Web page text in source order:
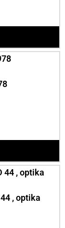
, optika